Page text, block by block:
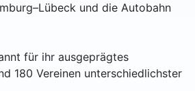
und die Autobahn
für ihr ausgeprägtes
180 Vereinen unterschiedlichster